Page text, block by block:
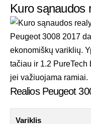
Kuro sąnaudos
Peugeot 3008 2017
ekonomiškų variklių.
tačiau ir 1.2
jei važiuojama ramiai.
Realios Peugeot
Variklis